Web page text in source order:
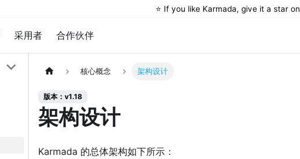
⭐️ If you like Karmada, give it a star on
采用者 合作伙伴
核心概念 架构设计
版本：v1.18
架构设计
Karmada 的总体架构如下所示：